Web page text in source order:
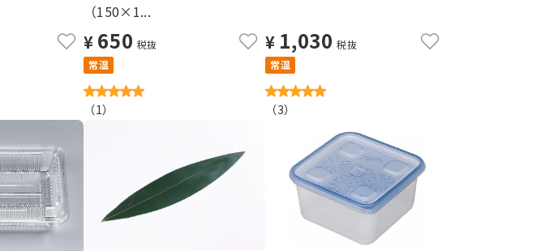
（150×1...
¥ 650 税抜
常温
（1）
¥ 1,030 税抜
常温
（3）